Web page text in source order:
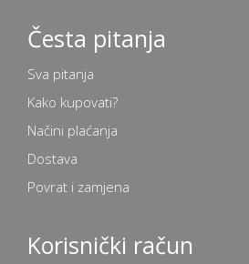
Česta pitanja
Sva pitanja
Kako kupovati?
Načini plaćanja
Dostava
Povrat i zamjena
Korisnički račun